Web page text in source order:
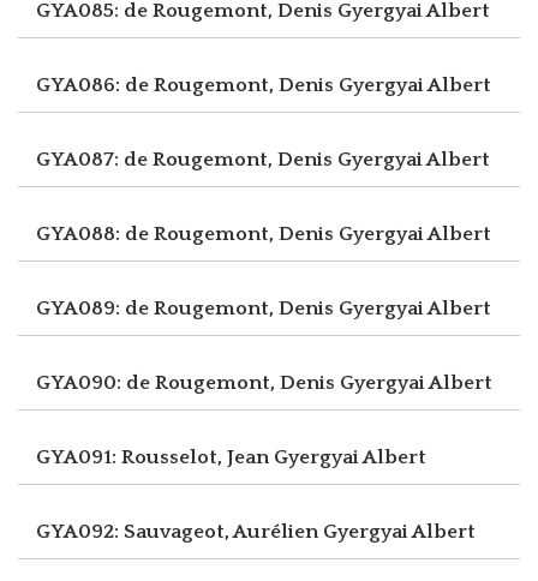
GYA085: de Rougemont, Denis Gyergyai Albert
GYA086: de Rougemont, Denis Gyergyai Albert
GYA087: de Rougemont, Denis Gyergyai Albert
GYA088: de Rougemont, Denis Gyergyai Albert
GYA089: de Rougemont, Denis Gyergyai Albert
GYA090: de Rougemont, Denis Gyergyai Albert
GYA091: Rousselot, Jean Gyergyai Albert
GYA092: Sauvageot, Aurélien Gyergyai Albert